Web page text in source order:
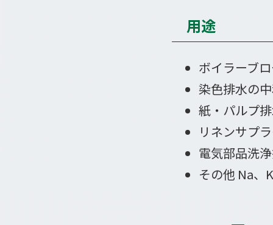
用途
ボイラーブ
染色排水の
紙・パルプ
リネンサプ
電気部品洗
その他 Na、